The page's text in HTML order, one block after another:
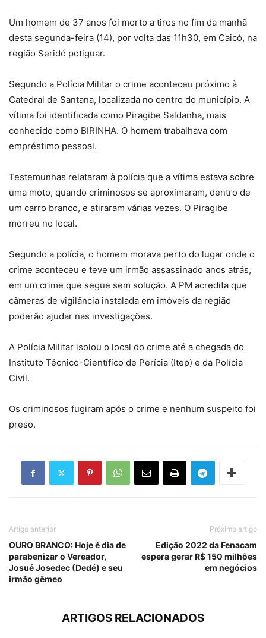
Um homem de 37 anos foi morto a tiros no fim da manhã
desta segunda-feira (14), por volta das 11h30, em Caicó, na
região Seridó potiguar.
Segundo a Polícia Militar o crime aconteceu próximo à
Catedral de Santana, localizada no centro do município. A
vítima foi identificada como Piragibe Saldanha, mais
conhecido como BIRINHA. O homem trabalhava com
empréstimo pessoal.
Testemunhas relataram à polícia que a vítima estava sobre
uma moto, quando criminosos se aproximaram, dentro de
um carro branco, e atiraram várias vezes. O Piragibe
morreu no local.
Segundo a polícia, o homem morava perto do lugar onde o
crime aconteceu e teve um irmão assassinado anos atrás,
em um crime que segue sem solução. A PM acredita que
câmeras de vigilância instalada em imóveis da região
poderão ajudar nas investigações.
A Polícia Militar isolou o local do crime até a chegada do
Instituto Técnico-Científico de Perícia (Itep) e da Polícia
Civil.
Os criminosos fugiram após o crime e nenhum suspeito foi
preso.
Artigo anterior
OURO BRANCO: Hoje é dia de
parabenizar o Vereador,
Josué Josedec (Dedé) e seu
irmão gêmeo
Próximo artigo
Edição 2022 da Fenacam
espera gerar R$ 150 milhões
em negócios
ARTIGOS RELACIONADOS